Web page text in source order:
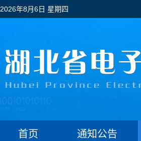
2026年8月6日 星期四
首页 通知公告